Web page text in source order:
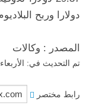
دولارا وربح البلاديوم 0.9 بالمئة إلى 892.27
المصدر : وكالات
تم التحديث في: الأربعاء, 12 حزيران 2024 11:28
رابط مختصر